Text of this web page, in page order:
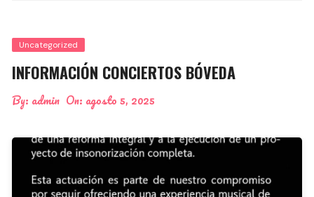
Uncategorized
INFORMACIÓN CONCIERTOS BÓVEDA
By: admin On: agosto 5, 2025